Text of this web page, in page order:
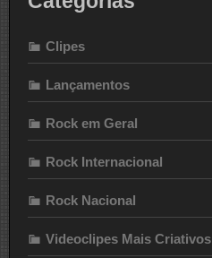
Clipes
Lançamentos
Rock em Geral
Rock Internacional
Rock Nacional
Videoclipes Mais Criativos